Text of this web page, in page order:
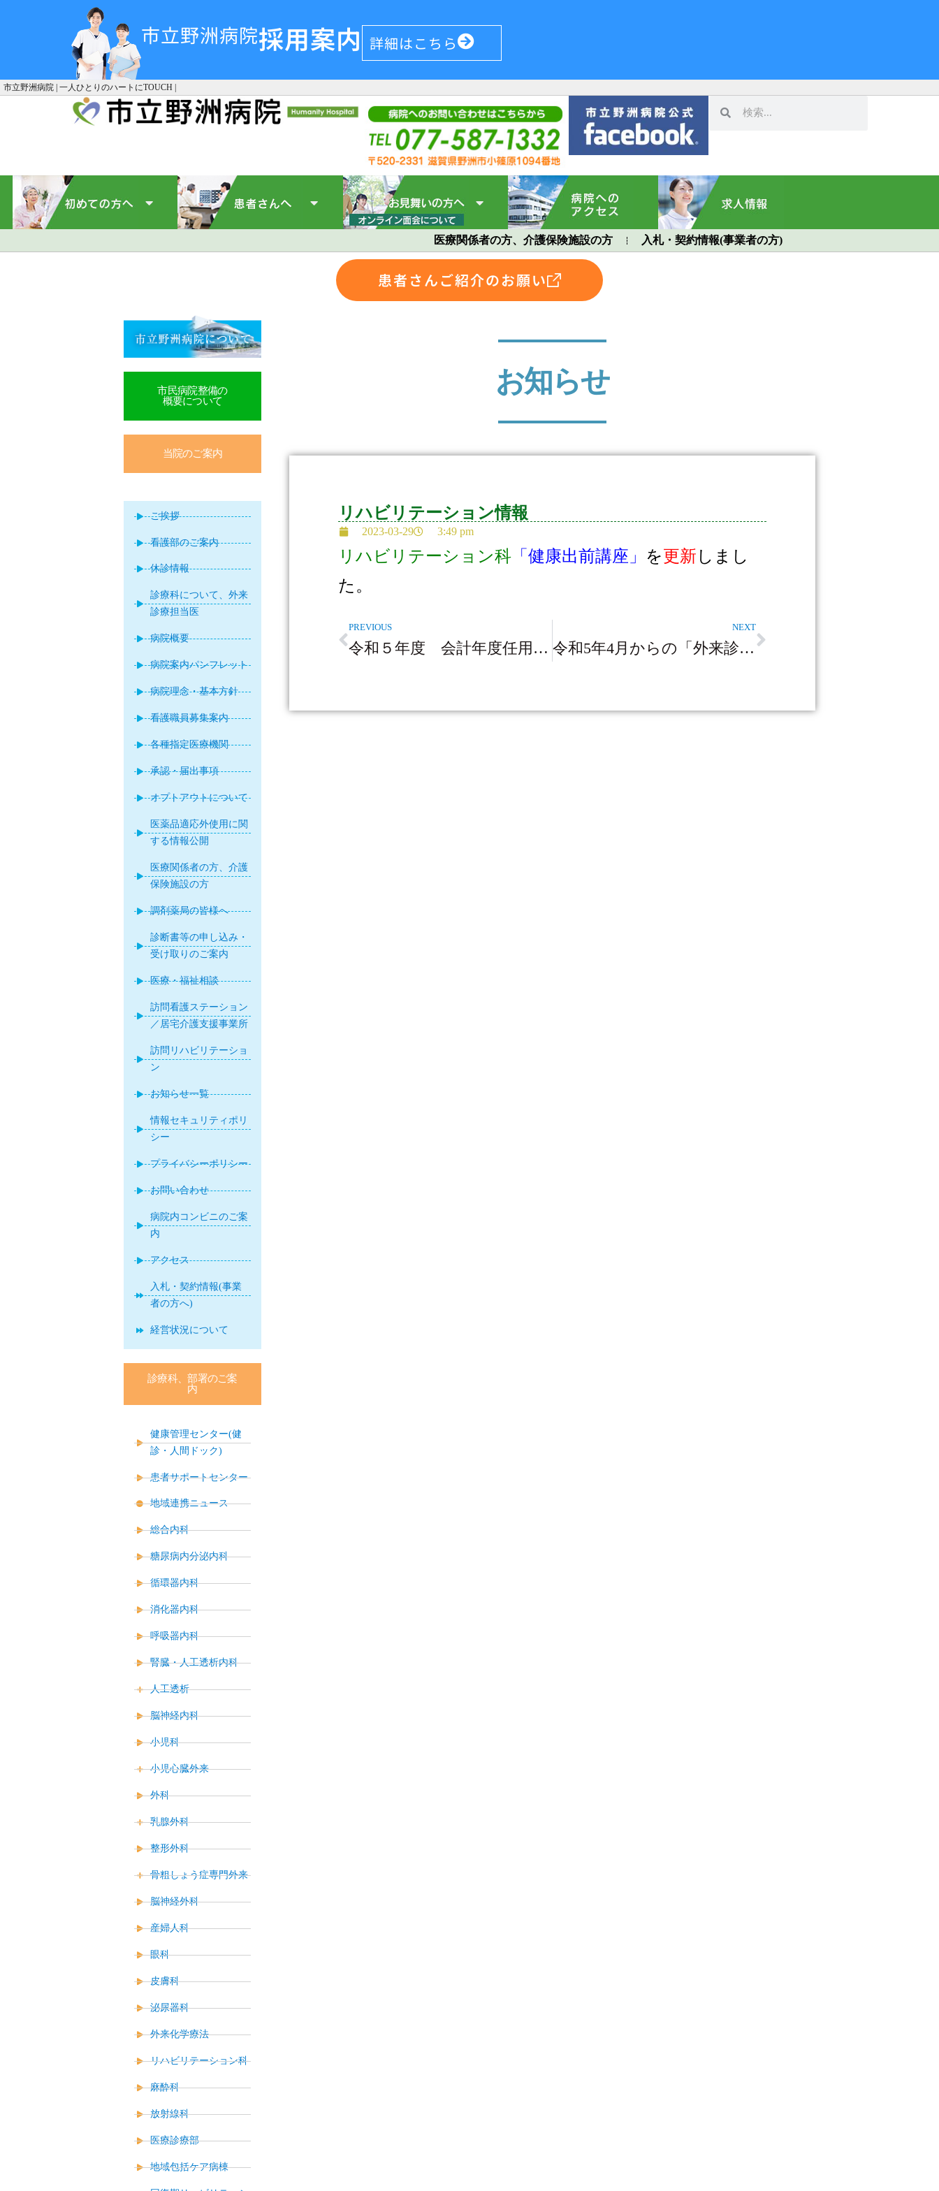
市立野洲病院採用案内 詳細はこちら
市立野洲病院 | 一人ひとりのハートにTOUCH |
医療関係者の方、介護保険施設の方 入札・契約情報(事業者の方)
患者さんご紹介のお願い
市民病院整備の
概要について
当院のご案内
ご挨拶
看護部のご案内
休診情報
診療科について、外来
診療担当医
病院概要
病院案内パンフレット
病院理念・基本方針
看護職員募集案内
各種指定医療機関
承認・届出事項
オプトアウトについて
医薬品適応外使用に関
する情報公開
医療関係者の方、介護
保険施設の方
調剤薬局の皆様へ
診断書等の申し込み・
受け取りのご案内
医療・福祉相談
訪問看護ステーション
／居宅介護支援事業所
訪問リハビリテーショ
ン
お知らせ一覧
情報セキュリティポリ
シー
プライバシーポリシー
お問い合わせ
病院内コンビニのご案
内
アクセス
入札・契約情報(事業
者の方へ)
経営状況について
診療科、部署のご案
内
健康管理センター(健
診・人間ドック)
患者サポートセンター
地域連携ニュース
総合内科
糖尿病内分泌内科
循環器内科
消化器内科
呼吸器内科
腎臓・人工透析内科
人工透析
脳神経内科
小児科
小児心臓外来
外科
乳腺外科
整形外科
骨粗しょう症専門外来
脳神経外科
産婦人科
眼科
皮膚科
泌尿器科
外来化学療法
リハビリテーション科
麻酔科
放射線科
医療診療部
地域包括ケア病棟
お知らせ
リハビリテーション情報
2023-03-29 3:49 pm
リハビリテーション科「健康出前講座」 を更新 しまし
た。
PREVIOUS
令和５年度 会計年度任用職員を募集します
NEXT
令和5年4月からの「外来診療担当医表」について